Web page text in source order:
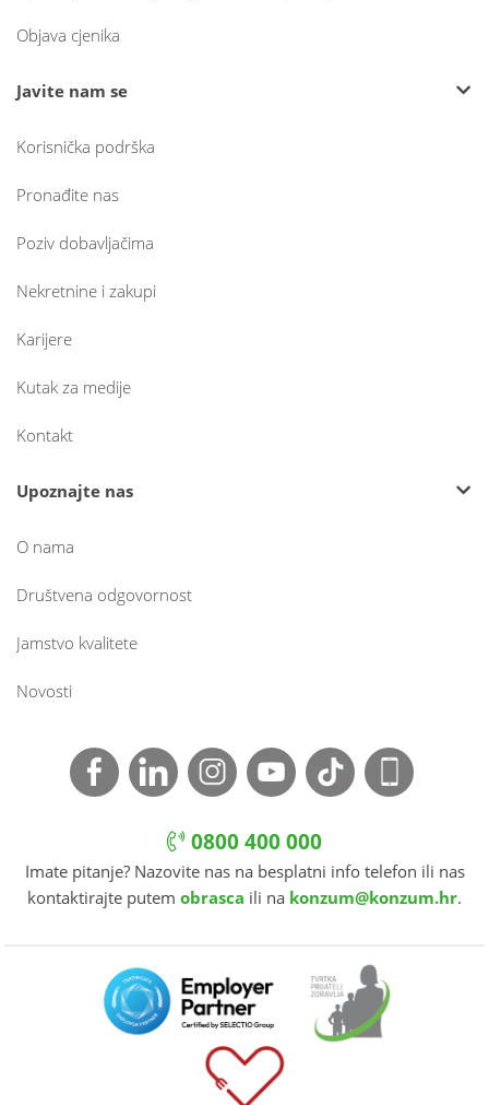
Objava cjenika
Javite nam se
Korisnička podrška
Pronađite nas
Poziv dobavljačima
Nekretnine i zakupi
Karijere
Kutak za medije
Kontakt
Upoznajte nas
O nama
Društvena odgovornost
Jamstvo kvalitete
Novosti
0800 400 000
Imate pitanje? Nazovite nas na besplatni info telefon ili nas
kontaktirajte putem obrasca ili na konzum@konzum.hr.